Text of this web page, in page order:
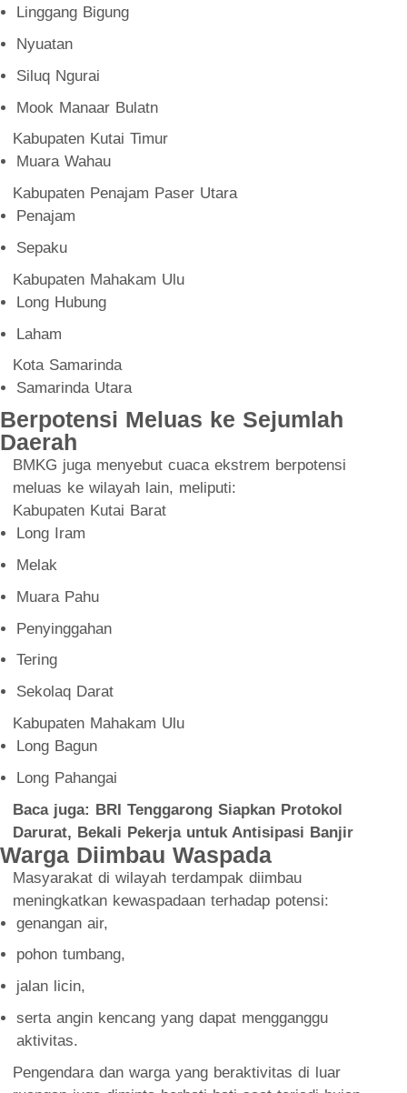
Linggang Bigung
Nyuatan
Siluq Ngurai
Mook Manaar Bulatn
Kabupaten Kutai Timur
Muara Wahau
Kabupaten Penajam Paser Utara
Penajam
Sepaku
Kabupaten Mahakam Ulu
Long Hubung
Laham
Kota Samarinda
Samarinda Utara
Berpotensi Meluas ke Sejumlah
Daerah
BMKG juga menyebut cuaca ekstrem berpotensi
meluas ke wilayah lain, meliputi:
Kabupaten Kutai Barat
Long Iram
Melak
Muara Pahu
Penyinggahan
Tering
Sekolaq Darat
Kabupaten Mahakam Ulu
Long Bagun
Long Pahangai
Baca juga: BRI Tenggarong Siapkan Protokol
Darurat, Bekali Pekerja untuk Antisipasi Banjir
Warga Diimbau Waspada
Masyarakat di wilayah terdampak diimbau
meningkatkan kewaspadaan terhadap potensi:
genangan air,
pohon tumbang,
jalan licin,
serta angin kencang yang dapat mengganggu
aktivitas.
Pengendara dan warga yang beraktivitas di luar